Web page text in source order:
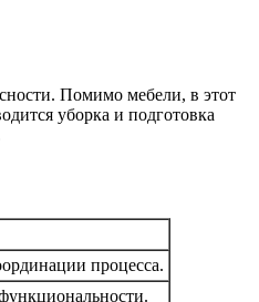
Помимо мебели, в этот
уборка и подготовка
процесса.